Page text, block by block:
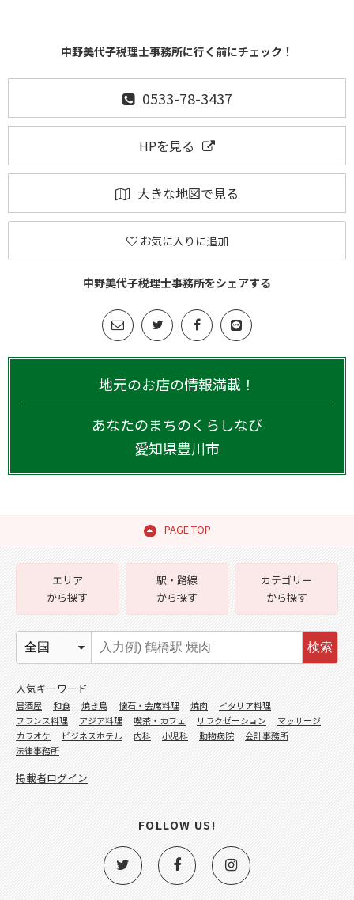
中野美代子税理士事務所に行く前にチェック！
0533-78-3437
HPを見る
大きな地図で見る
お気に入りに追加
中野美代子税理士事務所をシェアする
地元のお店の情報満載！
あなたのまちのくらしなび
愛知県豊川市
PAGE TOP
エリア
から探す
駅・路線
から探す
カテゴリー
から探す
検索
人気キーワード
居酒屋 和食 焼き鳥 懐石・会席料理 焼肉
イタリア料理
フランス料理
アジア料理 喫茶・カフェ リラクゼーション
マッサージ
カラオケ
ビジネスホテル 内科 小児科 動物病院
会計事務所
法律事務所
掲載者ログイン
FOLLOW US!